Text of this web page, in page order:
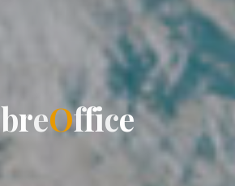
breOffice